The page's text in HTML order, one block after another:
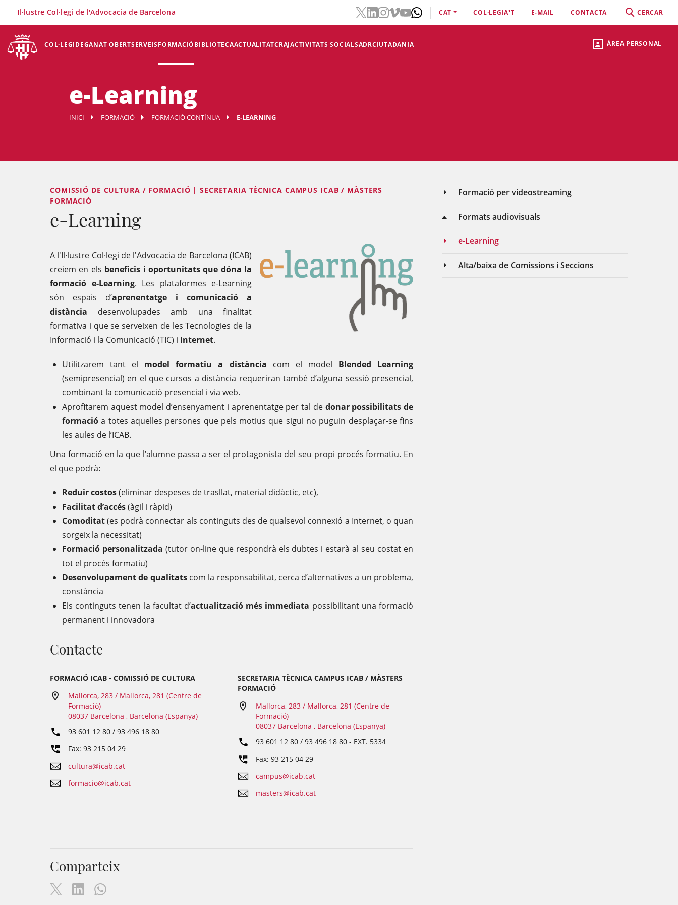
ÀREA PERSONAL
COL·LEGIDEGANAT OBERTSERVEISFORMACIÓBIBLIOTECAACTUALITATCRAJACTIVITATS SOCIALSADRCIUTADANIA
Il·lustre Col·legi de l'Advocacia de Barcelona CAT COL·LEGIA'T E-MAIL CONTACTA CERCAR
e-Learning
INICI FORMACIÓ FORMACIÓ CONTÍNUA E-LEARNING
Formació per videostreaming
Formats audiovisuals
e-Learning
Alta/baixa de Comissions i Seccions
COMISSIÓ DE CULTURA / FORMACIÓ | SECRETARIA TÈCNICA CAMPUS ICAB / MÀSTERS
FORMACIÓ
e-Learning
A l'Il·lustre Col·legi de l'Advocacia de Barcelona (ICAB)
creiem en els beneficis i oportunitats que dóna la
formació e-Learning. Les plataformes e-Learning
són espais d’aprenentatge i comunicació a
distància desenvolupades amb una finalitat
formativa i que se serveixen de les Tecnologies de la
Informació i la Comunicació (TIC) i Internet.
Utilitzarem tant el model formatiu a distància com el model Blended Learning
(semipresencial) en el que cursos a distància requeriran també d’alguna sessió presencial,
combinant la comunicació presencial i via web.
Aprofitarem aquest model d’ensenyament i aprenentatge per tal de donar possibilitats de
formacióa totes aquelles persones que pels motius que sigui no puguin desplaçar-se fins
les aules de l’ICAB.
Una formació en la que l’alumne passa a ser el protagonista del seu propi procés formatiu. En
el que podrà:
Reduir costos(eliminar despeses de trasllat, material didàctic, etc),
Facilitat d’accés(àgil i ràpid)
Comoditat(es podrà connectar als continguts des de qualsevol connexió a Internet, o quan
sorgeix la necessitat)
Formació personalitzada (tutor on-line que respondrà els dubtes i estarà al seu costat en
tot el procés formatiu)
Desenvolupament de qualitatscom la responsabilitat, cerca d’alternatives a un problema,
constància
Els continguts tenen la facultat d’actualització més immediata possibilitant una formació
permanent i innovadora
Contacte
FORMACIÓ ICAB - COMISSIÓ DE CULTURA
Mallorca, 283 / Mallorca, 281 (Centre de
Formació)
08037 Barcelona , Barcelona (Espanya)
93 601 12 80 / 93 496 18 80
Fax: 93 215 04 29
cultura@icab.cat
formacio@icab.cat
SECRETARIA TÈCNICA CAMPUS ICAB / MÀSTERS
FORMACIÓ
Mallorca, 283 / Mallorca, 281 (Centre de
Formació)
08037 Barcelona , Barcelona (Espanya)
93 601 12 80 / 93 496 18 80 - EXT. 5334
Fax: 93 215 04 29
campus@icab.cat
masters@icab.cat
Comparteix